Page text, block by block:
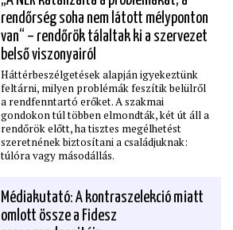
rendőrség soha nem látott mélyponton
van“ – rendőrök tálaltak ki a szervezet
belső viszonyairól
Háttérbeszélgetések alapján igyekeztünk
feltárni, milyen problémák feszítik belülről
a rendfenntartó erőket. A szakmai
gondokon túl többen elmondták, két út áll a
rendőrök előtt, ha tisztes megélhetést
szeretnének biztosítani a családjuknak:
túlóra vagy másodállás.
Médiakutató: A kontraszelekció miatt
omlott össze a Fidesz